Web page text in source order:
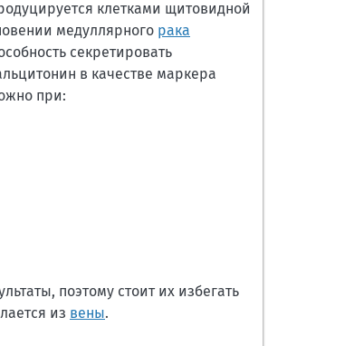
клетками щитовидной
медуллярного рака
секретировать
в качестве маркера
при:
поэтому стоит их избегать
из вены.